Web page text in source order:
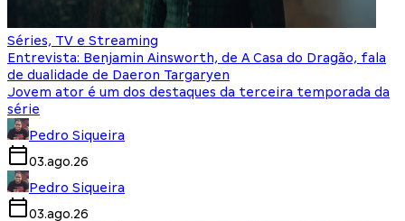
Séries, TV e Streaming
Entrevista: Benjamin Ainsworth, de A Casa do Dragão, fala
de dualidade de Daeron Targaryen
Jovem ator é um dos destaques da terceira temporada da
série
Pedro Siqueira
03.ago.26
Pedro Siqueira
03.ago.26